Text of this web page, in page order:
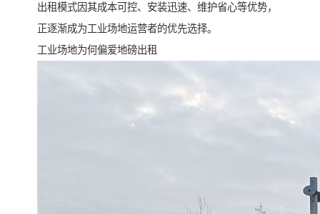
出租模式因其成本可控、安装迅速、维护省心等优势，
正逐渐成为工业场地运营者的优先选择。
工业场地为何偏爱地磅出租